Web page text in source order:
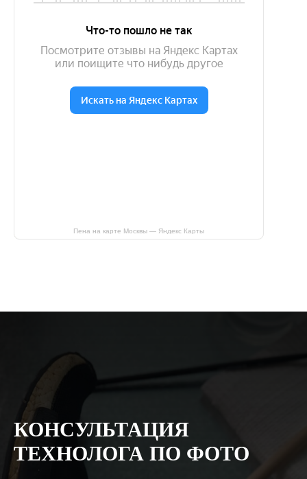
Пена на карте Москвы — Яндекс Карты
КОНСУЛЬТАЦИЯ
ТЕХНОЛОГА ПО ФОТО